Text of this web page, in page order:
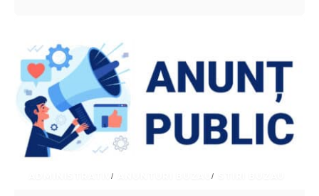
ADMINISTRATIV ANUNTURI BUZAU